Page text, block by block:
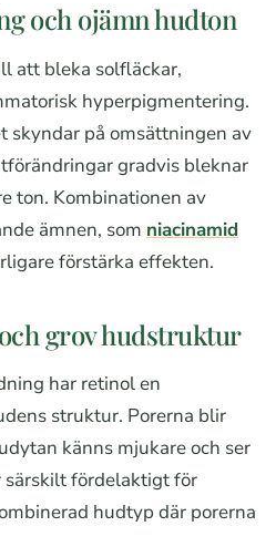
och ojämn hudton
att bleka solfläckar,
hyperpigmentering.
skyndar på omsättningen av
gradvis bleknar
ton. Kombinationen av
ämnen, som niacinamid
förstärka effekten.
grov hudstruktur
har retinol en
struktur. Porerna blir
känns mjukare och ser
fördelaktigt för
hudtyp där porerna